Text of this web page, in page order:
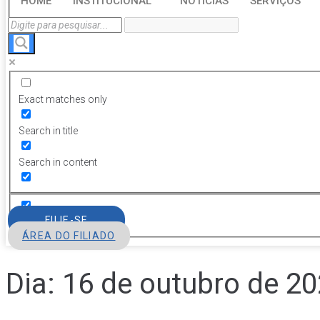
Exact matches only
Search in title
Search in content
FILIE-SE
ÁREA DO FILIADO
Dia: 16 de outubro de